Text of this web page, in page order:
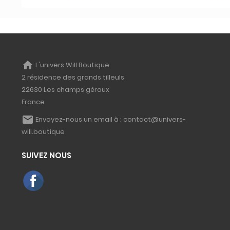
home L'univers Will Boutique
2 résidence des grands tilleuls
22630 Les champs géraux
France
email Envoyez-nous un email à : contact@univers-
will.boutique
SUIVEZ NOUS